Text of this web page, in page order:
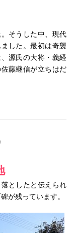
そうした中、現代
した。最初は奇襲
源氏の大将・義経
藤継信が立ちはだ
としたと伝えられ
が残っています。